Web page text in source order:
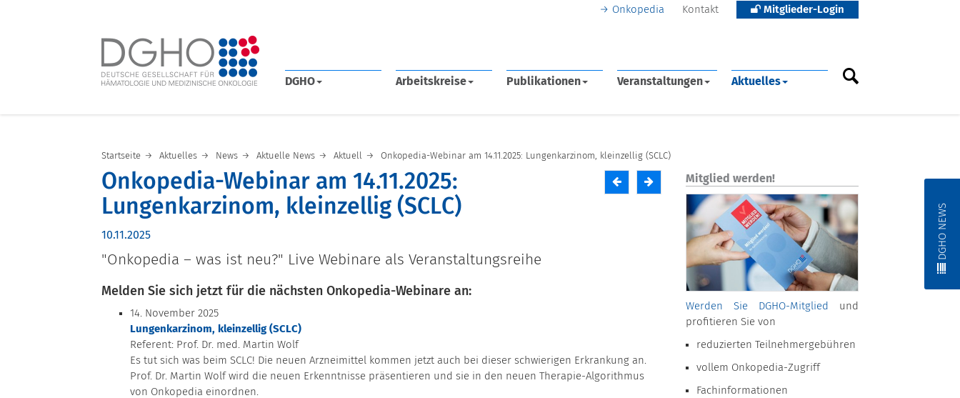
Onkopedia Kontakt Mitglieder-Login
DGHO Arbeitskreise Publikationen Veranstaltungen Aktuelles
DGHO NEWS
Startseite Aktuelles News Aktuelle News Aktuell Onkopedia-Webinar am 14.11.2025: Lungenkarzinom, kleinzellig (SCLC)
Onkopedia-Webinar am 14.11.2025:
Lungenkarzinom, kleinzellig (SCLC)
10.11.2025
"Onkopedia – was ist neu?" Live Webinare als Veranstaltungsreihe
Melden Sie sich jetzt für die nächsten Onkopedia-Webinare an:
14. November 2025
Lungenkarzinom, kleinzellig (SCLC)
Referent: Prof. Dr. med. Martin Wolf
Es tut sich was beim SCLC! Die neuen Arzneimittel kommen jetzt auch bei dieser schwierigen Erkrankung an.
Prof. Dr. Martin Wolf wird die neuen Erkenntnisse präsentieren und sie in den neuen Therapie-Algorithmus
von Onkopedia einordnen.
Mitglied werden!
Werden Sie DGHO-Mitglied
und
profitieren Sie von
reduzierten Teilnehmergebühren
vollem Onkopedia-Zugriff
Fachinformationen